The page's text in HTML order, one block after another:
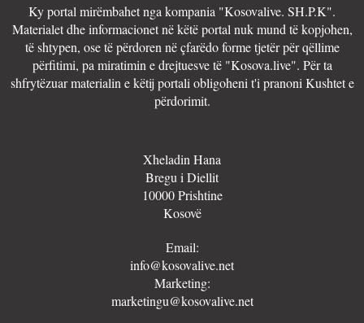
Ky portal mirëmbahet nga kompania "Kosovalive. SH.P.K".
Materialet dhe informacionet në këtë portal nuk mund të kopjohen,
të shtypen, ose të përdoren në çfarëdo forme tjetër për qëllime
përfitimi, pa miratimin e drejtuesve të "Kosova.live". Për ta
shfrytëzuar materialin e këtij portali obligoheni t'i pranoni Kushtet e
përdorimit.
Xheladin Hana
Bregu i Diellit
10000 Prishtine
Kosovë
Email:
info@kosovalive.net
Marketing:
marketingu@kosovalive.net